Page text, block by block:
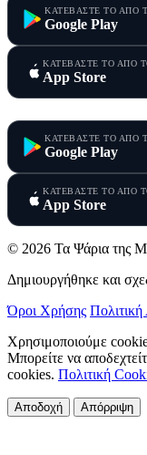
ΚΑΤΕΒΑΣΤΕ ΤΟ ΑΠΟ
Google Play
ΚΑΤΕΒΑΣΤΕ ΤΟ ΑΠΟ
App Store
ΚΑΤΕΒΑΣΤΕ ΤΟ ΑΠΟ
Google Play
ΚΑΤΕΒΑΣΤΕ ΤΟ ΑΠΟ
App Store
© 2026 Τα Ψάρια της
Δημιουργήθηκε και
Όροι Χρήσης
Χρησιμοποιούμε
Μπορείτε να
cookies. Πολιτική
Αποδοχή Απόρριψη